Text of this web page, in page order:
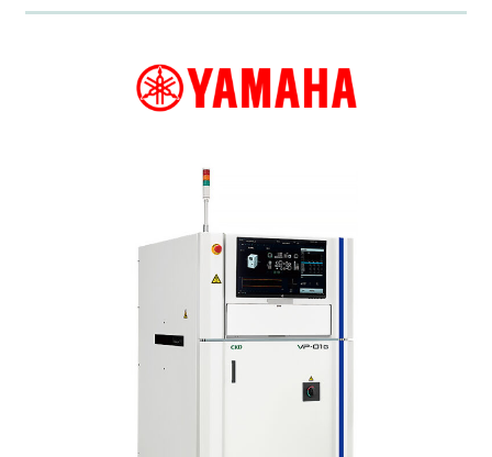
Brzina inspekcije Standard (Visoka rezolucija):
Rezolucija 25 (12,5) μm: 8.900 (5.600) mm²/s
Rezolucija 20 (10) μm: 5.700 (3.500) mm²/s
Rezolucija 15 (7,5) μm: 3.200 (1.900) mm²/s
Preciznost zapremine 3 σ: Unutar 2%
Brzina inspekcije Standard (Visoka rezolucija):